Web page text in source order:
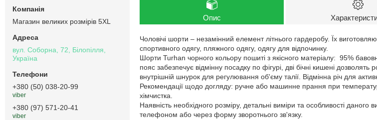
Опис
Чоловічі шорти – незамінний елемент літнього гардеробу. Їх
спортивного одягу, пляжного одягу, одягу для відпочинку.
Шорти Turhan чорного кольору пошиті з якісного матеріалу: 95%
пояс забезпечує відмінну посадку по фігурі, дві бічні кишені
внутрішній шнурок для регулювання об'єму талії. Відмінна річ для
Рекомендації щодо догляду: ручне або машинне прання при
хімчистка.
Наявність необхідного розміру, детальні виміри та особливості
телефоном або через форму зворотнього зв'язку.
Магазин великих розмірів 5XL
вул. Соборна, 72, Білопілля,
Україна
+380 (50) 038-20-99
viber
+380 (97) 571-20-41
viber